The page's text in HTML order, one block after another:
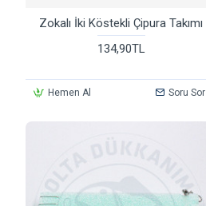
Zokalı İki Köstekli Çipura Takımı
134,90TL
Hemen Al Soru Sor